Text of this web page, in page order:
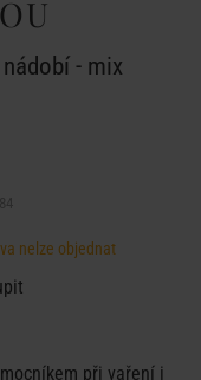
- mix
nelze objednat
při vaření i